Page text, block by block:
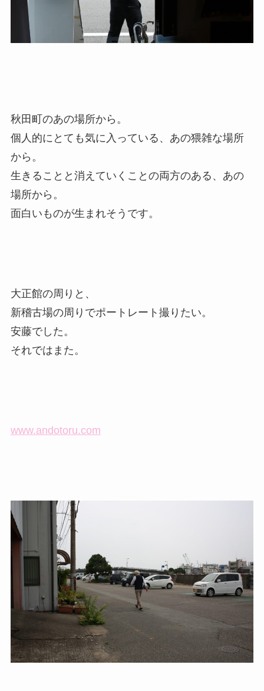
秋田町のあの場所から。
個人的にとても気に入っている、あの猥雑な場所
から。
生きることと消えていくことの両方のある、あの
場所から。
面白いものが生まれそうです。
大正館の周りと、
新稽古場の周りでポートレート撮りたい。
安藤でした。
それではまた。
www.andotoru.com